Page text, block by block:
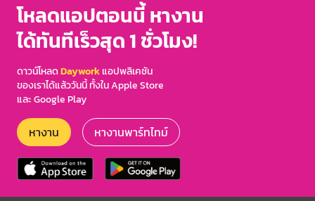
โหลดแอปตอนนี้ หางาน
ได้ทันทีเร็วสุด 1 ชั่วโมง!
ดาวน์โหลดDayworkแอปพลิเคชัน
ของเราได้แล้ววันนี้ ทั้งใน Apple Store
และ Google Play
หางาน หางานพาร์ทไทม์